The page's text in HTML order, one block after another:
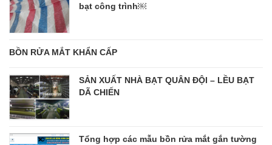
bạt công trình￼
BỒN RỬA MẮT KHẨN CẤP
SẢN XUẤT NHÀ BẠT QUÂN ĐỘI – LỀU BẠT
DÃ CHIẾN
Tổng hợp các mẫu bồn rửa mắt gắn tường